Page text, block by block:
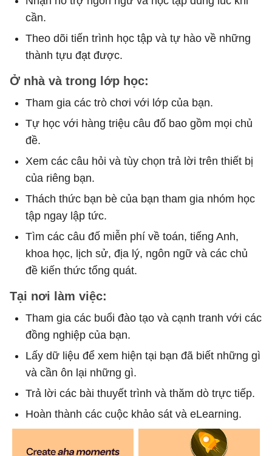
cần.
Theo dõi tiến trình học tập và tự hào về những
thành tựu đạt được.
Ở nhà và trong lớp học:
Tham gia các trò chơi với lớp của bạn.
Tự học với hàng triệu câu đố bao gồm mọi chủ
đề.
Xem các câu hỏi và tùy chọn trả lời trên thiết bị
của riêng bạn.
Thách thức bạn bè của bạn tham gia nhóm học
tập ngay lập tức.
Tìm các câu đố miễn phí về toán, tiếng Anh,
khoa học, lịch sử, địa lý, ngôn ngữ và các chủ
đề kiến thức tổng quát.
Tại nơi làm việc:
Tham gia các buổi đào tạo và cạnh tranh với các
đồng nghiệp của bạn.
Lấy dữ liệu để xem hiện tại bạn đã biết những gì
và cần ôn lại những gì.
Trả lời các bài thuyết trình và thăm dò trực tiếp.
Hoàn thành các cuộc khảo sát và eLearning.